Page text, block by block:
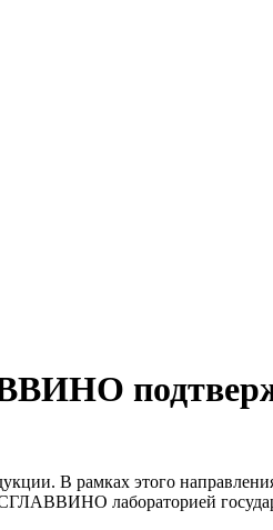
В рамках этого
лабораторией